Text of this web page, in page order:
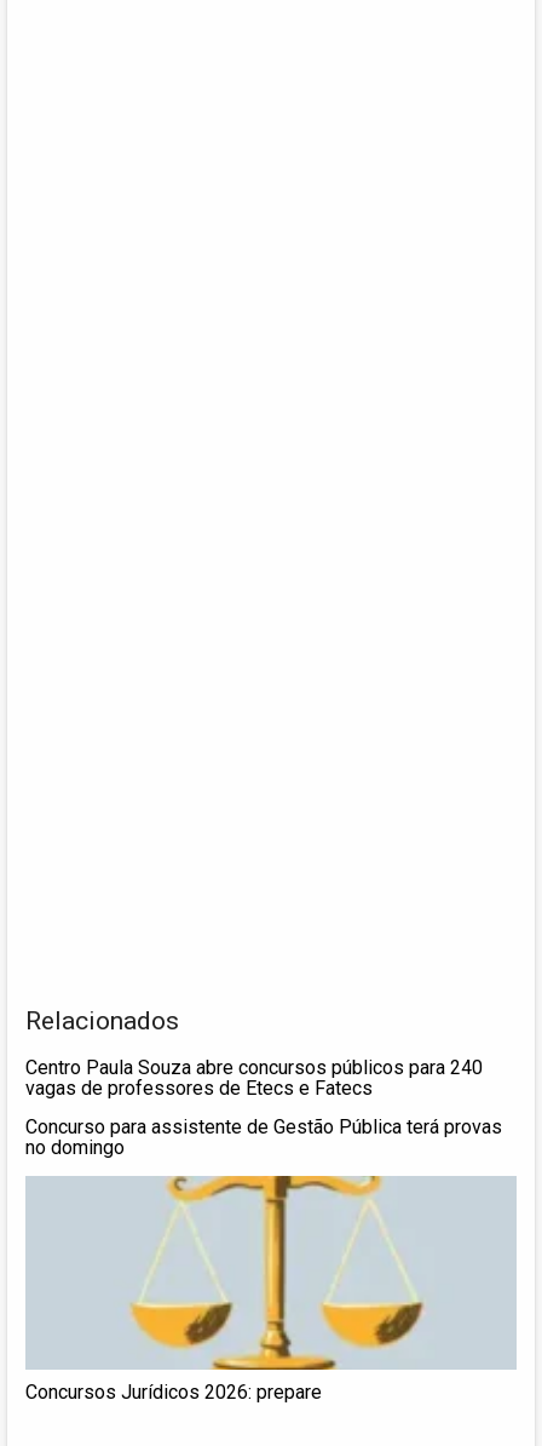
Relacionados
Centro Paula Souza abre concursos públicos para 240
vagas de professores de Etecs e Fatecs
Concurso para assistente de Gestão Pública terá provas
no domingo
Concursos Jurídicos 2026: prepare